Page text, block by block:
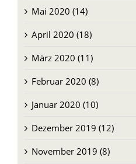
Mai 2020 (14)
April 2020 (18)
März 2020 (11)
Februar 2020 (8)
Januar 2020 (10)
Dezember 2019 (12)
November 2019 (8)